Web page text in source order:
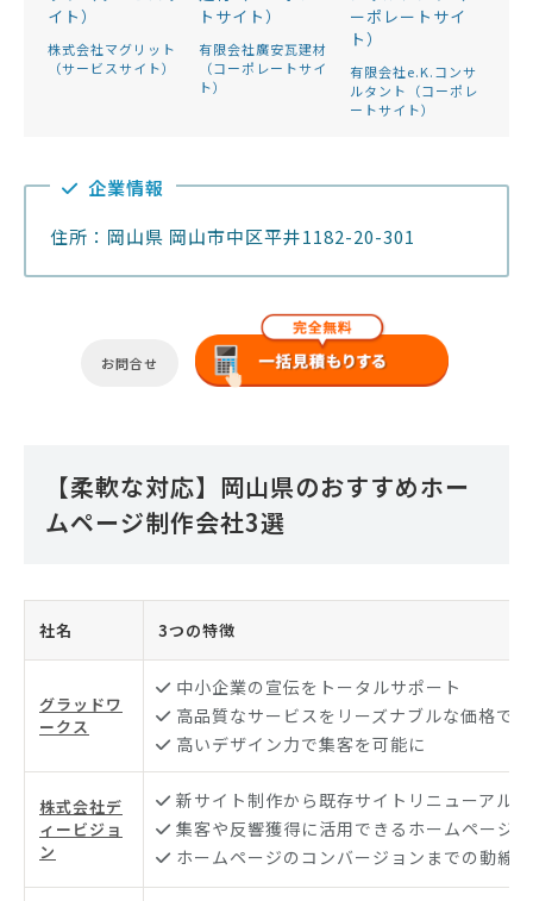
株式会社マグリット
（サービスサイト）
有限会社廣安瓦建材
（コーポレートサイ
ト）
有限会社e.K.コンサ
ルタント（コーポレ
ートサイト）
企業情報
住所：岡山県 岡山市中区平井1182-20-301
お問合せ
【柔軟な対応】岡山県のおすすめホー
ムページ制作会社3選
社名 3つの特徴
グラッドワ
ークス
中小企業の宣伝をトータルサポート
高品質なサービスをリーズナブルな価格で
高いデザイン力で集客を可能に
株式会社デ
ィービジョ
ン
新サイト制作から既存サイトリニューアル
集客や反響獲得に活用できるホームページ
ホームページのコンバージョンまでの動線